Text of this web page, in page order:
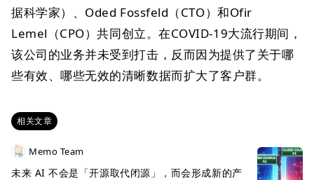
据科学家）、Oded Fossfeld（CTO）和Ofir
Lemel（CPO）共同创立。在COVID-19大流行期间，
该公司的业务并未受到打击，反而因为提供了关于哪
些有效、哪些无效的清晰数据而扩大了客户群。
相关文章
Memo Team
未来 AI 不会是「开源取代闭源」，而会形成新的产